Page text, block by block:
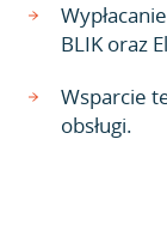
BLIK oraz
Wsparcie
obsługi.